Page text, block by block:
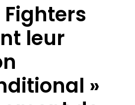
Fighters
leur
»